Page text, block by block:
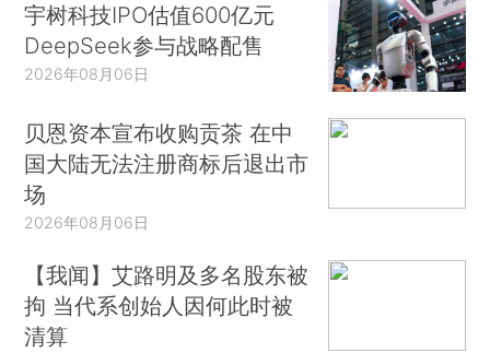
宇树科技IPO估值600亿元
DeepSeek参与战略配售
2026年08月06日
贝恩资本宣布收购贡茶 在中
国大陆无法注册商标后退出市
场
2026年08月06日
【我闻】艾路明及多名股东被
拘 当代系创始人因何此时被
清算